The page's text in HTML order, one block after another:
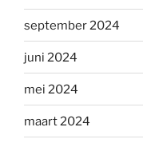
september 2024
juni 2024
mei 2024
maart 2024